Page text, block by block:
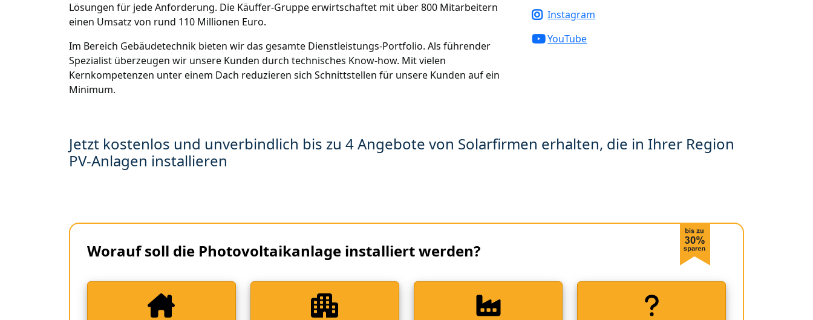
Lösungen für jede Anforderung. Die Käuffer-Gruppe erwirtschaftet mit über 800 Mitarbeitern
einen Umsatz von rund 110 Millionen Euro.
Im Bereich Gebäudetechnik bieten wir das gesamte Dienstleistungs-Portfolio. Als führender
Spezialist überzeugen wir unsere Kunden durch technisches Know-how. Mit vielen
Kernkompetenzen unter einem Dach reduzieren sich Schnittstellen für unsere Kunden auf ein
Minimum.
Instagram
YouTube
Jetzt kostenlos und unverbindlich bis zu 4 Angebote von Solarfirmen erhalten, die in Ihrer Region
PV-Anlagen installieren
Worauf soll die Photovoltaikanlage installiert werden?